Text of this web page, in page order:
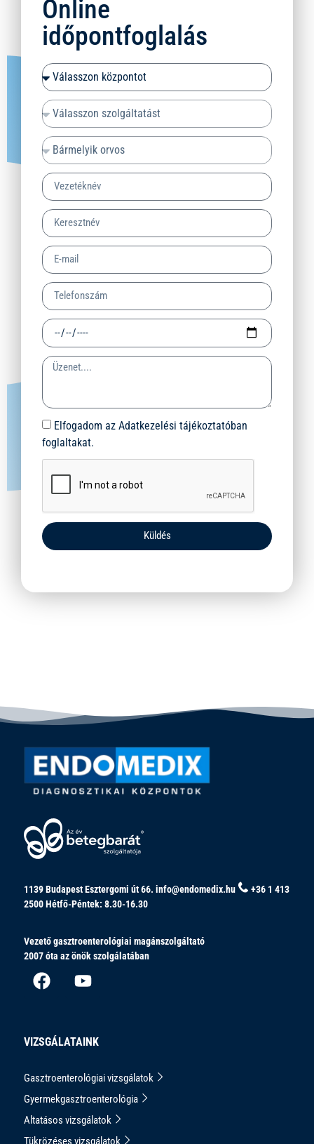
Online
időpontfoglalás
Elfogadom az Adatkezelési tájékoztatóban
foglaltakat.
Küldés
1139 Budapest Esztergomi út 66. info@endomedix.hu
+36 1 413
2500Hétfő-Péntek: 8.30-16.30
Vezető gasztroenterológiai magánszolgáltató
2007 óta az önök szolgálatában
VIZSGÁLATAINK
Gasztroenterológiai vizsgálatok
Gyermekgasztroenterológia
Altatásos vizsgálatok
Tükrözéses vizsgálatok